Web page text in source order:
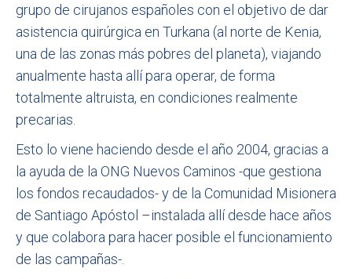
grupo de cirujanos españoles con el objetivo de dar
asistencia quirúrgica en Turkana (al norte de Kenia,
una de las zonas más pobres del planeta), viajando
anualmente hasta allí para operar, de forma
totalmente altruista, en condiciones realmente
precarias.
Esto lo viene haciendo desde el año 2004, gracias a
la ayuda de la ONG Nuevos Caminos -que gestiona
los fondos recaudados- y de la Comunidad Misionera
de Santiago Apóstol –instalada allí desde hace años
y que colabora para hacer posible el funcionamiento
de las campañas-.